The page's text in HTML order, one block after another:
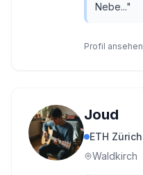
Nebe..."
Profil ansehen
Joud
ETH Zürich
Waldkirch